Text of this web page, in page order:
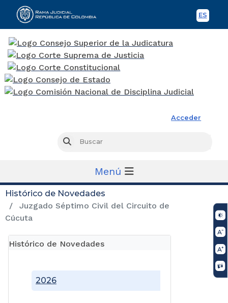
ES
Acceder
Buscar
Menú
Histórico de Novedades
Juzgado Séptimo Civil del Circuito de
Cúcuta
Histórico de Novedades
2026